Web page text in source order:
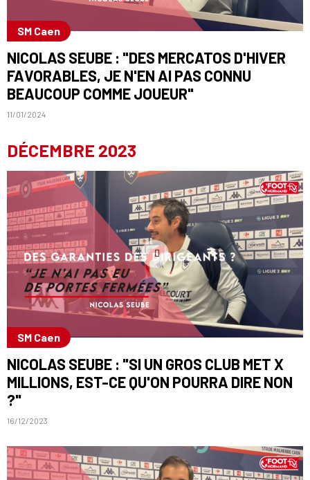
SM Caen
NICOLAS SEUBE : "DES MERCATOS D'HIVER
FAVORABLES, JE N'EN AI PAS CONNU
BEAUCOUP COMME JOUEUR"
11/01/2024
DÉCEMBRE 2023
SM Caen
NICOLAS SEUBE : "SI UN GROS CLUB MET X
MILLIONS, EST-CE QU'ON POURRA DIRE NON
?"
16/12/2023